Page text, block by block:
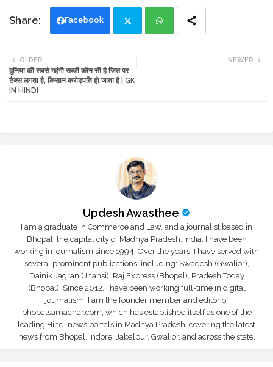
Facebook
tte
NEWER
OLDER
दुनिया की सबसे महंगी सब्जी कौन सी है जिस पर
टैक्स लगता है, किसान करोड़पति हो जाता है | GK
IN HINDI
Updesh Awasthee
I am a graduate in Commerce and Law, and a journalist based in
Bhopal, the capital city of Madhya Pradesh, India. I have been
working in journalism since 1994. Over the years, I have served with
several prominent publications, including: Swadesh (Gwalior),
Dainik Jagran (Jhansi), Raj Express (Bhopal), Pradesh Today
(Bhopal); Since 2012, I have been working full-time in digital
journalism. I am the founder member and editor of
bhopalsamachar.com, which has established itself as one of the
leading Hindi news portals in Madhya Pradesh, covering the latest
news from Bhopal, Indore, Jabalpur, Gwalior, and across the state.